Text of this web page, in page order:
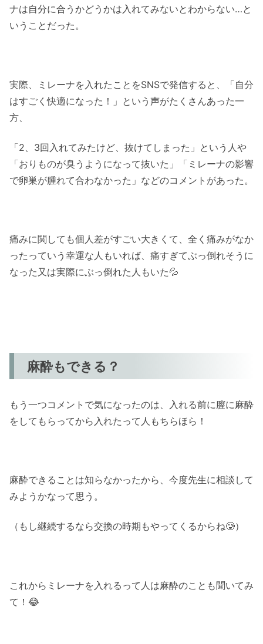
ナは自分に合うかどうかは入れてみないとわからない…と
いうことだった。
実際、ミレーナを入れたことをSNSで発信すると、「自分
はすごく快適になった！」という声がたくさんあった一
方、
「2、3回入れてみたけど、抜けてしまった」という人や
「おりものが臭うようになって抜いた」「ミレーナの影響
で卵巣が腫れて合わなかった」などのコメントがあった。
痛みに関しても個人差がすごい大きくて、全く痛みがなか
ったっていう幸運な人もいれば、痛すぎてぶっ倒れそうに
なった又は実際にぶっ倒れた人もいた💦
麻酔もできる？
もう一つコメントで気になったのは、入れる前に膣に麻酔
をしてもらってから入れたって人もちらほら！
麻酔できることは知らなかったから、今度先生に相談して
みようかなって思う。
（もし継続するなら交換の時期もやってくるからね🥲）
これからミレーナを入れるって人は麻酔のことも聞いてみ
て！😂